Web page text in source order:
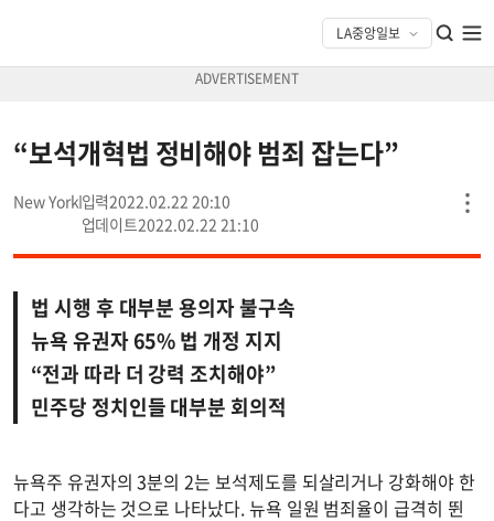
“보석개혁법 정비해야 범죄 잡는다”
New York
2022.02.22 20:10
2022.02.22 21:10
법 시행 후 대부분 용의자 불구속
뉴욕 유권자 65% 법 개정 지지
“전과 따라 더 강력 조치해야”
민주당 정치인들 대부분 회의적
뉴욕주 유권자의 3분의 2는 보석제도를 되살리거나 강화해야 한
다고 생각하는 것으로 나타났다. 뉴욕 일원 범죄율이 급격히 뛴